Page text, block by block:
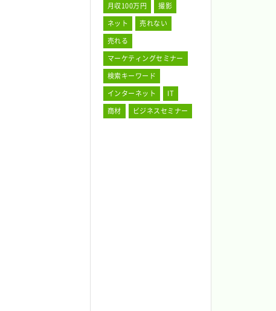
月収100万円
撮影
ネット
売れない
売れる
マーケティングセミナー
検索キーワード
インターネット
IT
商材
ビジネスセミナー